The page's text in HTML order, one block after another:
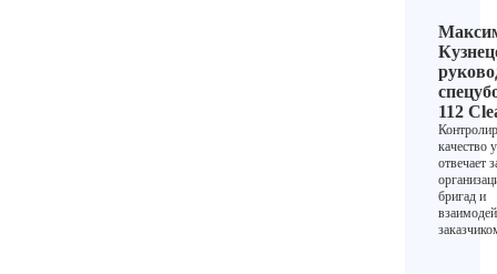
112
качество
отвечает
бригад и